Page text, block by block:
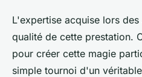
L'expertise acquise lors des
qualité de cette prestation.
pour créer cette magie
simple tournoi d'un